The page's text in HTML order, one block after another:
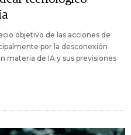
objetivo de las acciones de
por la desconexión
materia de IA y sus previsiones